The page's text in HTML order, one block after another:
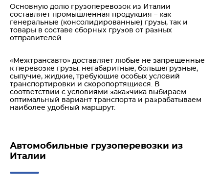
Основную долю грузоперевозок из Италии
составляет промышленная продукция – как
генеральные (консолидированные) грузы, так и
товары в составе сборных грузов от разных
отправителей.
«Межтрансавто» доставляет любые не запрещенные
к перевозке грузы: негабаритные, большегрузные,
сыпучие, жидкие, требующие особых условий
транспортировки и скоропортящиеся. В
соответствии с условиями заказчика выбираем
оптимальный вариант транспорта и разрабатываем
наиболее удобный маршрут.
Автомобильные грузоперевозки из
Италии